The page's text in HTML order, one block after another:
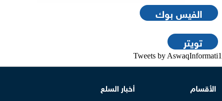
الفيس بوك
تويتر
Tweets by AswaqInformati1
الأقسام
أخبار السلع